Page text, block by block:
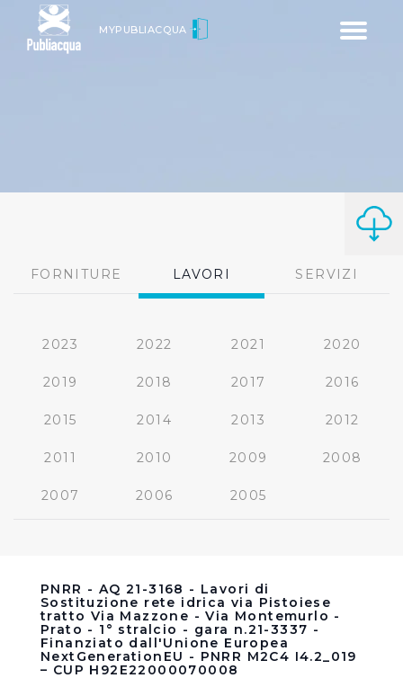
Toggle
MYPUBLIACQUA
FORNITURE LAVORI SERVIZI
2023 2022 2021 2020
2019 2018 2017 2016
2015 2014 2013 2012
2011 2010 2009 2008
2007 2006 2005
PNRR - AQ 21-3168 - Lavori di
Sostituzione rete idrica via Pistoiese
tratto Via Mazzone - Via Montemurlo -
Prato - 1° stralcio - gara n.21-3337 -
Finanziato dall'Unione Europea
NextGenerationEU - PNRR M2C4 I4.2_019
– CUP H92E22000070008